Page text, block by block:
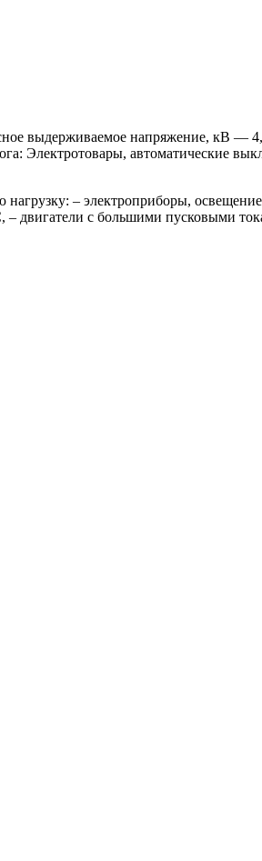
выдерживаемое напряжение, кВ — 4,
Электротовары, автоматические
– электроприборы,
– двигатели с большими пусковыми